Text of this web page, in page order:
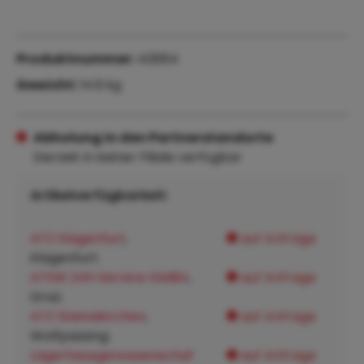
Abholung in den Partnerstandorte
Derzeit in keiner Filiale verfügbar
Artikelverfügbarkeit:
ATZ Klagenfurt
Klagenfurt:
auf Anfrage
ATSW 24h Service GMBH auf Anfrage
ATZ Steinakirchen
Wolfpassing:
auf Anfrage
Lagerhausgenossenschaf
auf Anfrage
Produktnummer:
Gewicht:
14.9 kg